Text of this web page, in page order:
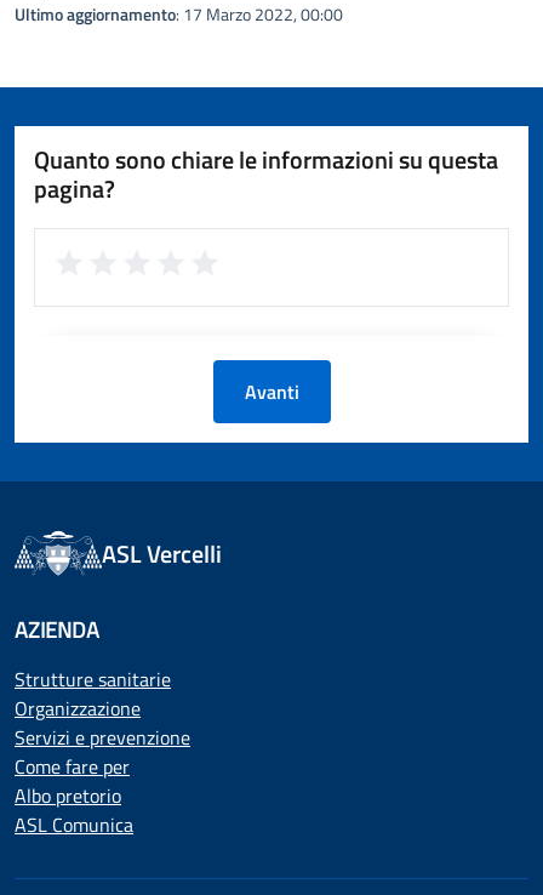
Ultimo aggiornamento: 17 Marzo 2022, 00:00
Quanto sono chiare le informazioni su questa
pagina?
Avanti
ASL Vercelli
AZIENDA
Strutture sanitarie
Organizzazione
Servizi e prevenzione
Come fare per
Albo pretorio
ASL Comunica